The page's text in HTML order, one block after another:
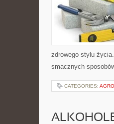
zdrowego stylu
smacznych
CATEGORIES: